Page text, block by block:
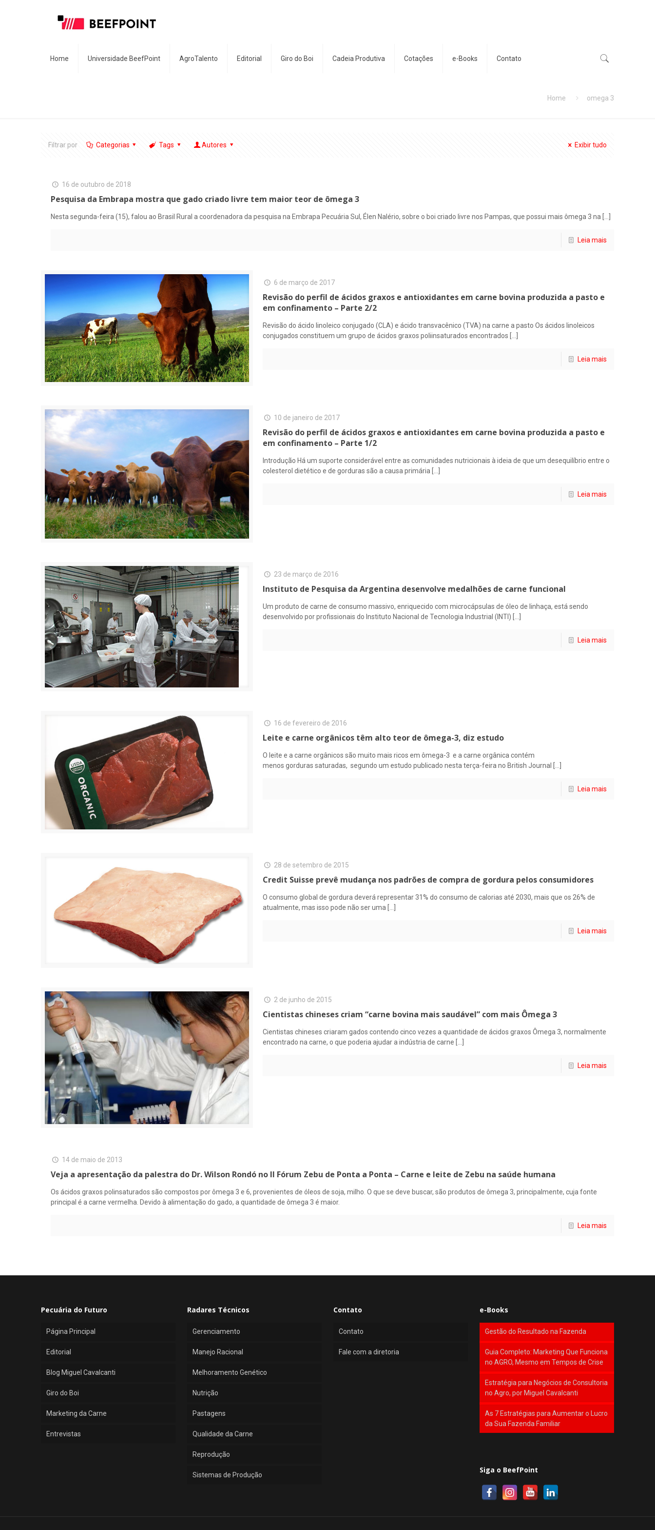
Home Universidade BeefPoint AgroTalento Editorial Giro do Boi Cadeia Produtiva Cotações e-Books Contato
Home omega 3
Filtrar por Categorias Tags Autores Exibir tudo
16 de outubro de 2018
Pesquisa da Embrapa mostra que gado criado livre tem maior teor de ômega 3
Nesta segunda-feira (15), falou ao Brasil Rural a coordenadora da pesquisa na Embrapa Pecuária Sul, Élen Nalério, sobre o boi criado livre nos Pampas, que possui mais ômega 3 na
Leia mais
6 de março de 2017
Revisão do perfil de ácidos graxos e antioxidantes em carne bovina produzida a pasto e
em confinamento – Parte 2/2
Revisão do ácido linoleico conjugado (CLA) e ácido transvacênico (TVA) na carne a pasto Os ácidos linoleicos
conjugados constituem um grupo de ácidos graxos poliinsaturados encontrados
Leia mais
10 de janeiro de 2017
Revisão do perfil de ácidos graxos e antioxidantes em carne bovina produzida a pasto e
em confinamento – Parte 1/2
Introdução Há um suporte considerável entre as comunidades nutricionais à ideia de que um desequilíbrio entre o
colesterol dietético e de gorduras são a causa primária
Leia mais
23 de março de 2016
Instituto de Pesquisa da Argentina desenvolve medalhões de carne funcional
Um produto de carne de consumo massivo, enriquecido com microcápsulas de óleo de linhaça, está sendo
desenvolvido por profissionais do Instituto Nacional de Tecnologia Industrial (INTI)
Leia mais
16 de fevereiro de 2016
Leite e carne orgânicos têm alto teor de ômega-3, diz estudo
O leite e a carne orgânicos são muito mais ricos em ômega-3 e a carne orgânica contém
menos gorduras saturadas, segundo um estudo publicado nesta terça-feira no British Journal
Leia mais
28 de setembro de 2015
Credit Suisse prevê mudança nos padrões de compra de gordura pelos consumidores
O consumo global de gordura deverá representar 31% do consumo de calorias até 2030, mais que os 26% de
atualmente, mas isso pode não ser uma
Leia mais
2 de junho de 2015
Cientistas chineses criam “carne bovina mais saudável” com mais Ômega 3
Cientistas chineses criaram gados contendo cinco vezes a quantidade de ácidos graxos Ômega 3, normalmente
encontrado na carne, o que poderia ajudar a indústria de carne […]
Leia mais
14 de maio de 2013
Veja a apresentação da palestra do Dr. Wilson Rondó no II Fórum Zebu de Ponta a Ponta – Carne e leite de Zebu na saúde humana
Os ácidos graxos polinsaturados são compostos por ômega 3 e 6, provenientes de óleos de soja, milho. O que se deve buscar, são produtos de ômega 3, principalmente, cuja fonte
principal é a carne vermelha. Devido à alimentação do gado, a quantidade de ômega 3 é maior.
Leia mais
Pecuária do Futuro
Página Principal
Editorial
Blog Miguel Cavalcanti
Giro do Boi
Marketing da Carne
Entrevistas
Radares Técnicos
Gerenciamento
Manejo Racional
Melhoramento Genético
Nutrição
Pastagens
Qualidade da Carne
Reprodução
Sistemas de Produção
Contato
Contato
Fale com a diretoria
e-Books
Gestão do Resultado na Fazenda
Guia Completo: Marketing Que Funciona
no AGRO, Mesmo em Tempos de Crise
Estratégia para Negócios de Consultoria
no Agro, por Miguel Cavalcanti
As 7 Estratégias para Aumentar o Lucro
da Sua Fazenda Familiar
Siga o BeefPoint